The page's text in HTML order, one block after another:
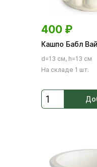
400 ₽
Кашпо Бабл
d=13 см, h=13 см
На складе 1 шт.